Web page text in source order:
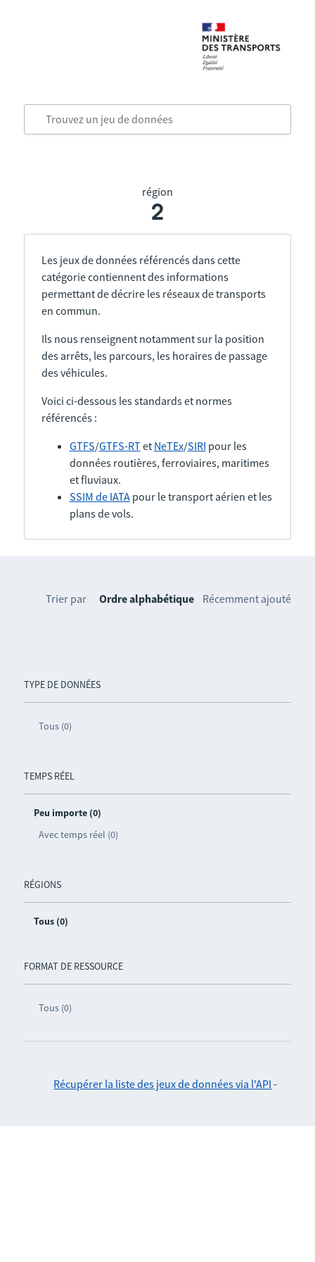
région
2
Les jeux de données référencés dans cette
catégorie contiennent des informations
permettant de décrire les réseaux de transports
en commun.
Ils nous renseignent notamment sur la position
des arrêts, les parcours, les horaires de passage
des véhicules.
Voici ci-dessous les standards et normes
référencés :
GTFS/GTFS-RTet NeTEx/SIRI pour les
données routières, ferroviaires, maritimes
et fluviaux.
SSIM de IATApour le transport aérien et les
plans de vols.
TYPE DE DONNÉES
Tous (0)
TEMPS RÉEL
Peu importe (0)
Avec temps réel (0)
RÉGIONS
Tous (0)
FORMAT DE RESSOURCE
Tous (0)
Trier par Ordre alphabétique Récemment ajouté
Récupérer la liste des jeux de données via l'API -